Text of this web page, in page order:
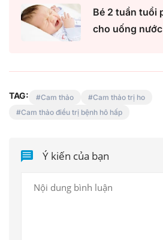
Bé 2 tuần tuổi
cho uống
TAG: Cam thảo
Cam thảo trị ho
Cam thảo điều trị bệnh hô hấp
Ý kiến của bạn